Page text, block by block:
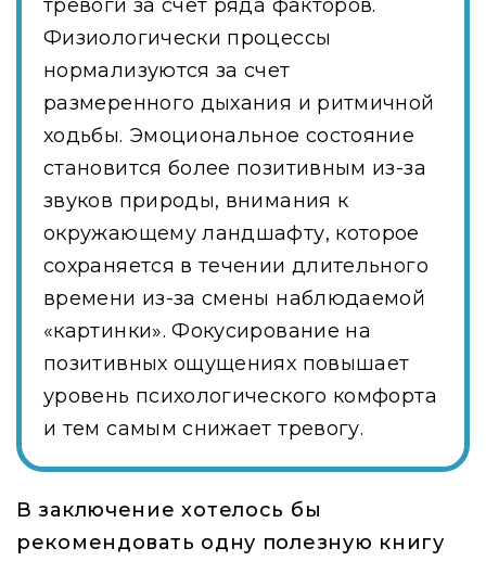
тревоги за счет ряда факторов.
Физиологически процессы
нормализуются за счет
размеренного дыхания и ритмичной
ходьбы. Эмоциональное состояние
становится более позитивным из-за
звуков природы, внимания к
окружающему ландшафту, которое
сохраняется в течении длительного
времени из-за смены наблюдаемой
«картинки». Фокусирование на
позитивных ощущениях повышает
уровень психологического комфорта
и тем самым снижает тревогу.
В заключение хотелось бы
рекомендовать одну полезную книгу